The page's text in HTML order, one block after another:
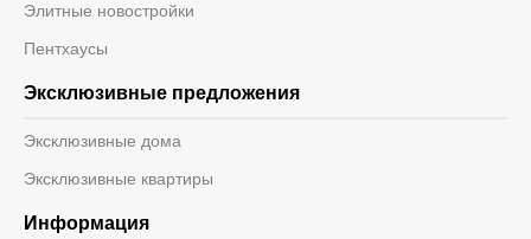
Элитные новостройки
Пентхаусы
Эксклюзивные предложения
Эксклюзивные дома
Эксклюзивные квартиры
Информация